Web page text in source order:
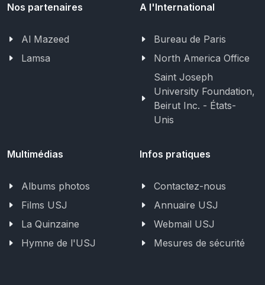
Nos partenaires
Al Mazeed
Lamsa
A l'International
Bureau de Paris
North America Office
Saint Joseph
University Foundation,
Beirut Inc. - États-
Unis
Multimédias
Albums photos
Films USJ
La Quinzaine
Hymne de l'USJ
Infos pratiques
Contactez-nous
Annuaire USJ
Webmail USJ
Mesures de sécurité